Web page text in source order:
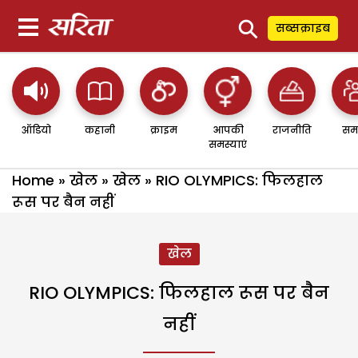
⚲ सब्सक्राइब
ऑडियो कहानी क्राइम
आपकी
समस्याएं
राजनीति
Home » खेल » खेल » RIO OLYMPICS: फिलहाल
रूस पर बैन नहीं
खेल
RIO OLYMPICS: फिलहाल रूस पर बैन
नहीं